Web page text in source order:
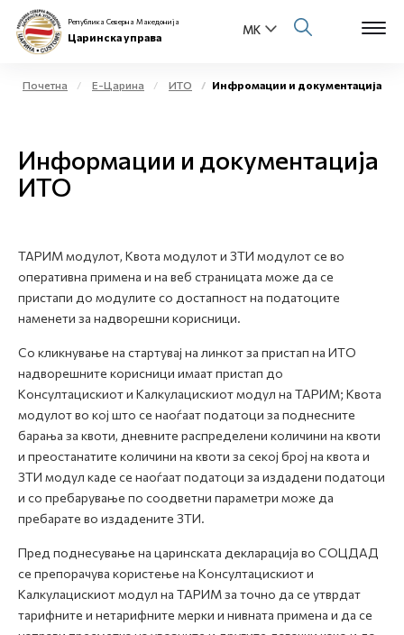
Open
Физички лица
Контакт
Е-Весник
Република Северна Македонија
Царинска управа
Почетна Е-Царина ИТО Инфромации и документација
Информации и документација
ИТО
ТАРИМ модулот, Квота модулот и ЗТИ модулот се во
оперативна примена и на веб страницата може да се
пристапи до модулите со достапност на податоците
наменети за надворешни корисници.
Со кликнување на стартувај на линкот за пристап на ИТО
надворешните корисници имаат пристап до
Kонсултацискиот и Kалкулацискиот модул на ТАРИМ; Kвота
модулот во кој што се наоѓаат податоци за поднесните
барања за квоти, дневните распределени количини на квоти
и преостанатите количини на квоти за секој број на квота и
ЗТИ модул каде се наоѓаат податоци за издадени податоци
и со пребарување по соодветни параметри може да
пребарате во издадените ЗТИ.
Пред поднесување на царинската декларација во СОЦДАД
се препорачува користење на Консултацискиот и
Калкулацискиот модул на ТАРИМ за точно да се утврдат
тарифните и нетарифните мерки и нивната примена и да се